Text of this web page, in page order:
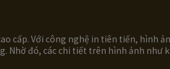
cấp. Với công nghệ in tiên tiến, hình
Nhờ đó, các chi tiết trên hình ảnh